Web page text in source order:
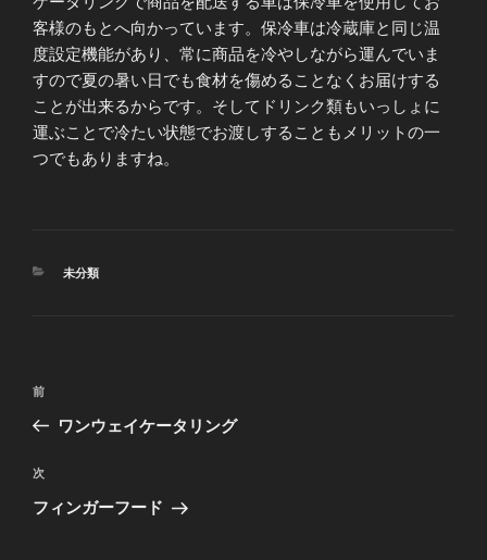
客様のもとへ向かっています。保冷車は冷蔵庫と同じ温
度設定機能があり、常に商品を冷やしながら運んでいま
すので夏の暑い日でも食材を傷めることなくお届けする
ことが出来るからです。そしてドリンク類もいっしょに
運ぶことで冷たい状態でお渡しすることもメリットの一
つでもありますね。
カ
未分類
投
ビ
ゲ
前
の
稿
前
ワンウェイケータリング
次
の
次
フィンガーフード